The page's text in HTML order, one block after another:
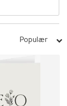
Populær arrow_right